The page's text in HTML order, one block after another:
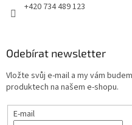
+420 734 489 123
Odebírat newsletter
Vložte svůj e-mail a my vám
produktech na našem e-shopu.
E-mail